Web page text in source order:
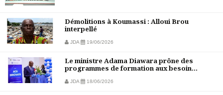
Démolitions à Koumassi : Alloui Brou
interpellé
JDA 19/06/2026
Le ministre Adama Diawara prône des
programmes de formation aux besoin...
JDA 18/06/2026